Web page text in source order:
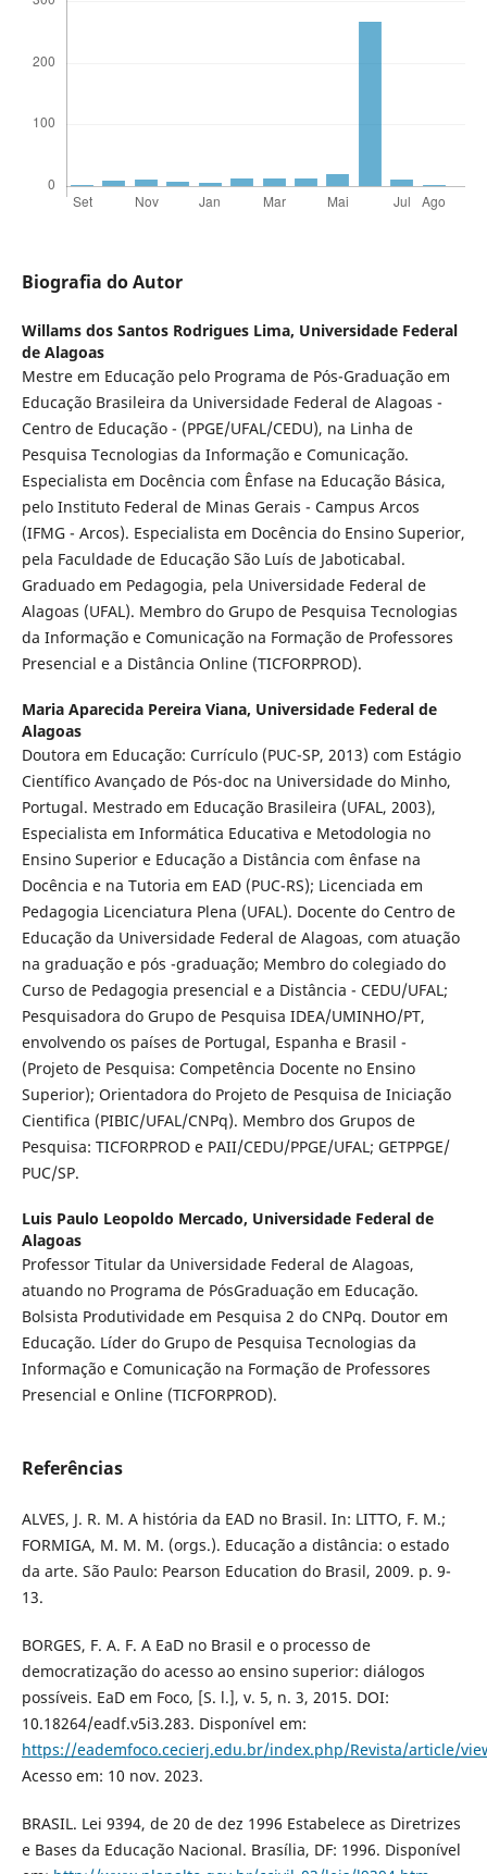
Biografia do Autor
Willams dos Santos Rodrigues Lima, Universidade Federal
de Alagoas
Mestre em Educação pelo Programa de Pós-Graduação em
Educação Brasileira da Universidade Federal de Alagoas -
Centro de Educação - (PPGE/UFAL/CEDU), na Linha de
Pesquisa Tecnologias da Informação e Comunicação.
Especialista em Docência com Ênfase na Educação Básica,
pelo Instituto Federal de Minas Gerais - Campus Arcos
(IFMG - Arcos). Especialista em Docência do Ensino Superior,
pela Faculdade de Educação São Luís de Jaboticabal.
Graduado em Pedagogia, pela Universidade Federal de
Alagoas (UFAL). Membro do Grupo de Pesquisa Tecnologias
da Informação e Comunicação na Formação de Professores
Presencial e a Distância Online (TICFORPROD).
Maria Aparecida Pereira Viana, Universidade Federal de
Alagoas
Doutora em Educação: Currículo (PUC-SP, 2013) com Estágio
Científico Avançado de Pós-doc na Universidade do Minho,
Portugal. Mestrado em Educação Brasileira (UFAL, 2003),
Especialista em Informática Educativa e Metodologia no
Ensino Superior e Educação a Distância com ênfase na
Docência e na Tutoria em EAD (PUC-RS); Licenciada em
Pedagogia Licenciatura Plena (UFAL). Docente do Centro de
Educação da Universidade Federal de Alagoas, com atuação
na graduação e pós -graduação; Membro do colegiado do
Curso de Pedagogia presencial e a Distância - CEDU/UFAL;
Pesquisadora do Grupo de Pesquisa IDEA/UMINHO/PT,
envolvendo os países de Portugal, Espanha e Brasil -
(Projeto de Pesquisa: Competência Docente no Ensino
Superior); Orientadora do Projeto de Pesquisa de Iniciação
Cientifica (PIBIC/UFAL/CNPq). Membro dos Grupos de
Pesquisa: TICFORPROD e PAII/CEDU/PPGE/UFAL; GETPPGE/
PUC/SP.
Luis Paulo Leopoldo Mercado, Universidade Federal de
Alagoas
Professor Titular da Universidade Federal de Alagoas,
atuando no Programa de PósGraduação em Educação.
Bolsista Produtividade em Pesquisa 2 do CNPq. Doutor em
Educação. Líder do Grupo de Pesquisa Tecnologias da
Informação e Comunicação na Formação de Professores
Presencial e Online (TICFORPROD).
Referências
ALVES, J. R. M. A história da EAD no Brasil. In: LITTO, F. M.;
FORMIGA, M. M. M. (orgs.). Educação a distância: o estado
da arte. São Paulo: Pearson Education do Brasil, 2009. p. 9-
13.
BORGES, F. A. F. A EaD no Brasil e o processo de
democratização do acesso ao ensino superior: diálogos
possíveis. EaD em Foco, [S. l.], v. 5, n. 3, 2015. DOI:
10.18264/eadf.v5i3.283. Disponível em:
https://eademfoco.cecierj.edu.br/index.php/Revista/article/
Acesso em: 10 nov. 2023.
BRASIL. Lei 9394, de 20 de dez 1996 Estabelece as Diretrizes
e Bases da Educação Nacional. Brasília, DF: 1996. Disponível